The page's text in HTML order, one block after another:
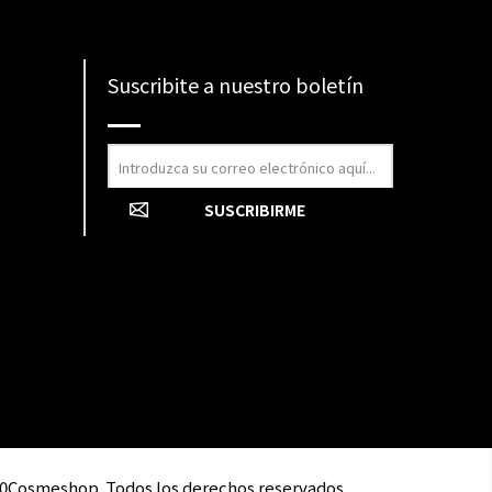
Suscribite a nuestro boletín
Todos los derechos reservados.